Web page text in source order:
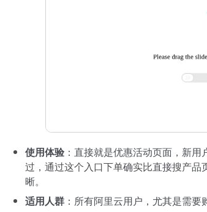
使用体验 ：直接就是优惠活动页面，新
过，通过这个入口下单确实比直接搜产
晰。
适用人群 ：所有阿里云用户，尤其是需要